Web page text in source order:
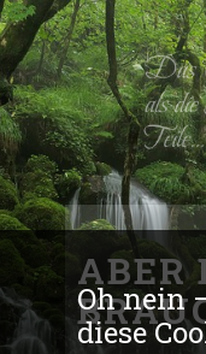
Das
als die
Teile…
ABER
Oh nein
diese